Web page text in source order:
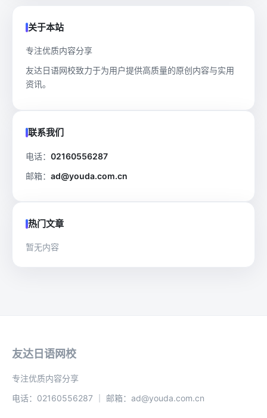
关于本站
专注优质内容分享
友达日语网校致力于为用户提供高质量的原创内容与实用
资讯。
联系我们
电话： 02160556287
邮箱： ad@youda.com.cn
热门文章
暂无内容
友达日语网校
专注优质内容分享
电话：02160556287 ｜ 邮箱：ad@youda.com.cn